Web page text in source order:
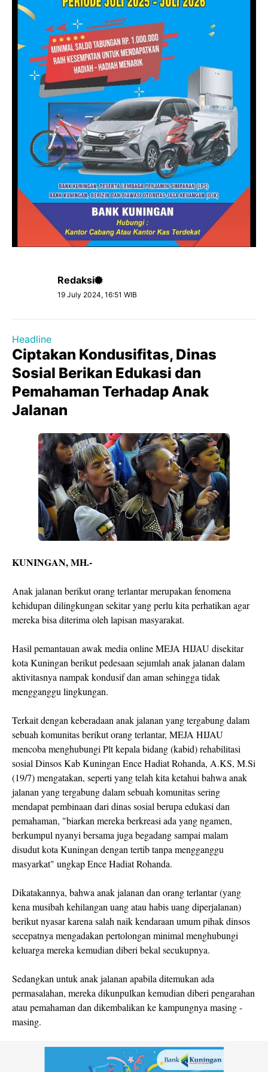
Redaksi
19 July 2024, 16:51 WIB
Headline
Ciptakan Kondusifitas, Dinas
Sosial Berikan Edukasi dan
Pemahaman Terhadap Anak
Jalanan
KUNINGAN, MH.-
Anak jalanan berikut orang terlantar merupakan fenomena
kehidupan dilingkungan sekitar yang perlu kita perhatikan agar
mereka bisa diterima oleh lapisan masyarakat.
Hasil pemantauan awak media online MEJA HIJAU disekitar
kota Kuningan berikut pedesaan sejumlah anak jalanan dalam
aktivitasnya nampak kondusif dan aman sehingga tidak
mengganggu lingkungan.
Terkait dengan keberadaan anak jalanan yang tergabung dalam
sebuah komunitas berikut orang terlantar, MEJA HIJAU
mencoba menghubungi Plt kepala bidang (kabid) rehabilitasi
sosial Dinsos Kab Kuningan Ence Hadiat Rohanda, A.KS, M.Si
(19/7) mengatakan, seperti yang telah kita ketahui bahwa anak
jalanan yang tergabung dalam sebuah komunitas sering
mendapat pembinaan dari dinas sosial berupa edukasi dan
pemahaman, "biarkan mereka berkreasi ada yang ngamen,
berkumpul nyanyi bersama juga begadang sampai malam
disudut kota Kuningan dengan tertib tanpa mengganggu
masyarkat" ungkap Ence Hadiat Rohanda.
Dikatakannya, bahwa anak jalanan dan orang terlantar (yang
kena musibah kehilangan uang atau habis uang diperjalanan)
berikut nyasar karena salah naik kendaraan umum pihak dinsos
secepatnya mengadakan pertolongan minimal menghubungi
keluarga mereka kemudian diberi bekal secukupnya.
Sedangkan untuk anak jalanan apabila ditemukan ada
permasalahan, mereka dikunpulkan kemudian diberi pengarahan
atau pemahaman dan dikembalikan ke kampungnya masing -
masing.